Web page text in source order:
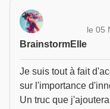
BrainstormElle
le 05
Je suis tout à fait
sur l'importance
Un truc que